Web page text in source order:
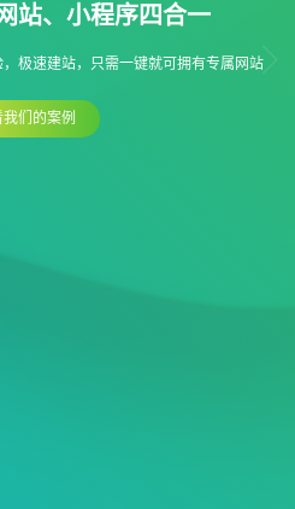
站、小程序四合一
极速建站，只需一键就可拥有专属网站
们的案例